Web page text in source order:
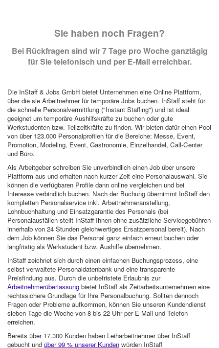
Sie haben noch Fragen?
Bei Rückfragen sind wir 7 Tage pro Woche ganztägig
für Sie telefonisch und per E-Mail erreichbar.
Die InStaff & Jobs GmbH bietet Unternehmen eine Online Plattform,
über die sie Arbeitnehmer für temporäre Jobs buchen. InStaff steht für
die schnelle Personalvermittlung ("Instant Staffing") und ist ideal
geeignet um temporäre Aushilfskräfte zu buchen oder gute
Werkstudenten bzw. Teilzeitkräfte zu finden. Wir bieten dafür einen Pool
von über 123.000 Personalprofilen für die Bereiche: Messe, Event,
Promotion, Modeling, Event, Gastronomie, Einzelhandel, Call-Center
und Büro.
Als Arbeitgeber schreiben Sie unverbindlich einen Job über unsere
Plattform aus und erhalten nach kurzer Zeit eine Personalauswahl. Sie
können die verfügbaren Profile dann online vergleichen und bei
Interesse verbindlich buchen. Nach der Buchung übernimmt InStaff den
kompletten Personalservice inkl. Arbeitnehmeranstellung,
Lohnbuchhaltung und Einsatzgarantie des Personals (bei
Personalausfällen stellt InStaff Ihnen ohne zusätzliche Servicegebühren
innerhalb von 24 Stunden gleichwertiges Ersatzpersonal bereit). Nach
dem Job können Sie das Personal ganz einfach erneut buchen oder
langfristig als Werkstudent bzw. Aushilfe übernehmen.
InStaff zeichnet sich durch einen einfachen Buchungsprozess, eine
selbst verwaltete Personaldatenbank und eine transparente
Preisfindung aus. Durch die unbefristete Erlaubnis zur
Arbeitnehmerüberlassung bietet InStaff als Zeitarbeitsunternehmen eine
rechtssichere Grundlage für Ihre Personalbuchung. Sollten dennoch
Fragen oder Probleme aufkommen, können Sie unseren Kundendienst
sieben Tage die Woche von 8 bis 22 Uhr per E-Mail und Telefon
erreichen.
Bereits über 17.300 Kunden haben Leiharbeitnehmer über InStaff
gebucht und über 99 % unserer Kunden würden InStaff